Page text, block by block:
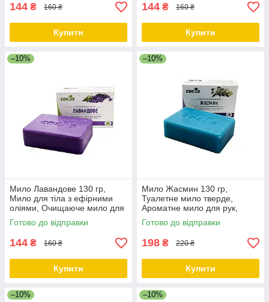
144 ₴ 160 ₴
Купити
144 ₴ 160 ₴
Купити
–10%
Мило Лавандове 130 гр,
Мило для тіла з ефірними
оліями, Очищаюче мило для
обличчя та тіла ТМ Cocos
Готово до відправки
144 ₴ 160 ₴
Купити
–10%
Мило Жасмин 130 гр,
Туалетне мило тверде,
Ароматне мило для рук,
Тверде мило для душу ТМ
Cocos
Готово до відправки
198 ₴ 220 ₴
Купити
–10% –10%